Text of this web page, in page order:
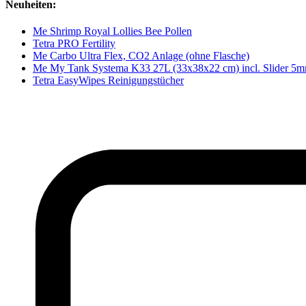
Neuheiten:
Me Shrimp Royal Lollies Bee Pollen
Tetra PRO Fertility
Me Carbo Ultra Flex, CO2 Anlage (ohne Flasche)
Me My Tank Systema K33 27L (33x38x22 cm) incl. Slider
Tetra EasyWipes Reinigungstücher